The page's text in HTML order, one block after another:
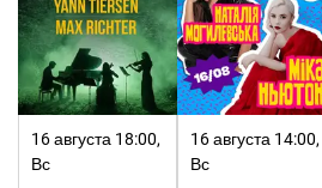
16 августа 18:00,
Вс
16 августа 14:00,
Вс